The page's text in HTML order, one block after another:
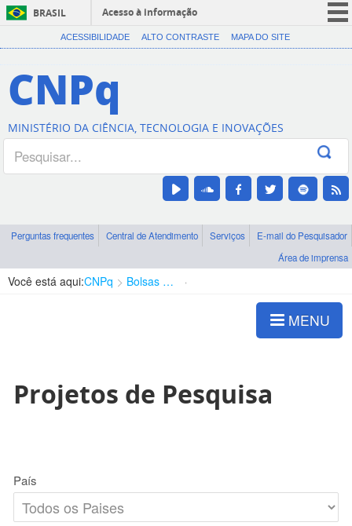
BRASIL
Acesso à informação
CORONAVÍRUS (COVID-19)
Canais
ACESSIBILIDADE ALTO CONTRASTE MAPA DO SITE
CNPq
MINISTÉRIO DA CIÊNCIA, TECNOLOGIA E INOVAÇÕES
Perguntas frequentes Central de Atendimento Serviços
E-mail do Pesquisador
Área de imprensa
Você está aqui:CNPq Bolsas e Auxílios Vigentes
MENU
Projetos de Pesquisa
País